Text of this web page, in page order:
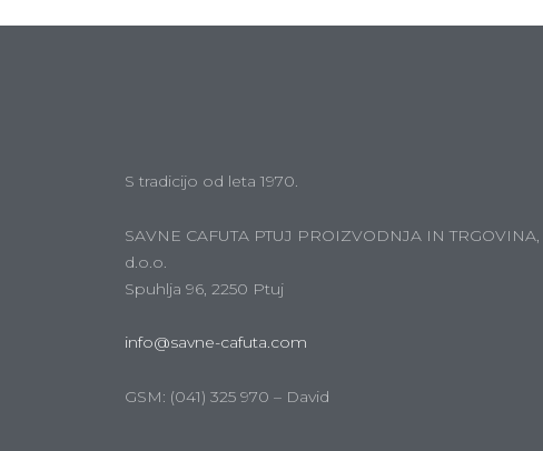
S tradicijo od leta 1970.
SAVNE CAFUTA PTUJ PROIZVODNJA IN TRGOVINA,
d.o.o.
Spuhlja 96, 2250 Ptuj
info@savne-cafuta.com
GSM: (041) 325 970 – David